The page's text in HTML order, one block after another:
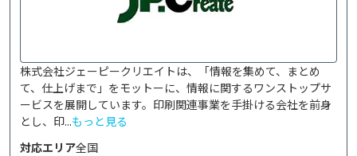
株式会社ジェーピークリエイトは、「情報を集めて、まとめ
て、仕上げまで」をモットーに、情報に関するワンストップサ
ービスを展開しています。印刷関連事業を手掛ける会社を前身
とし、印...もっと見る
対応エリア全国